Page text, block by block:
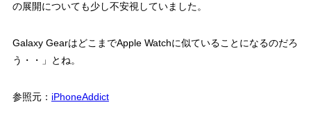
の展開についても少し不安視していました。
Galaxy GearはどこまでApple Watchに似ていることになるのだろ
う・・」とね。
参照元： iPhoneAddict